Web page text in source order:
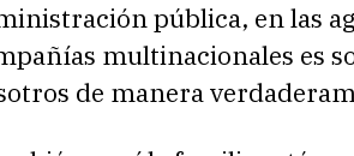
pública, en las
multinacionales es
de manera